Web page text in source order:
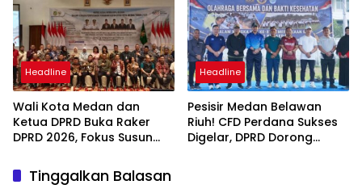
Headline
Wali Kota Medan dan
Ketua DPRD Buka Raker
DPRD 2026, Fokus Susun
Berbasis Digitalisasi dan
Inovasi
Headline
Pesisir Medan Belawan
Riuh! CFD Perdana Sukses
Digelar, DPRD Dorong
Tinggalkan Balasan